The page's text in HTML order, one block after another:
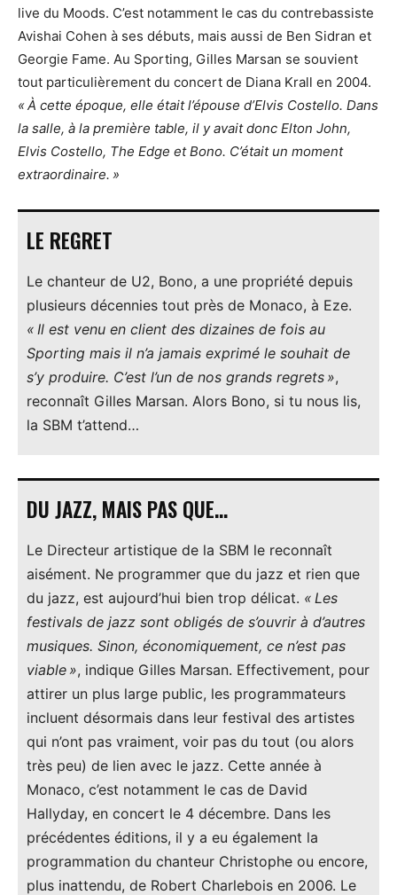
live du Moods. C’est notamment le cas du contrebassiste
Avishai Cohen à ses débuts, mais aussi de Ben Sidran et
Georgie Fame. Au Sporting, Gilles Marsan se souvient
tout particulièrement du concert de Diana Krall en 2004.
« À cette époque, elle était l’épouse d’Elvis Costello. Dans
la salle, à la première table, il y avait donc Elton John,
Elvis Costello, The Edge et Bono. C’était un moment
extraordinaire. »
LE REGRET
Le chanteur de U2, Bono, a une propriété depuis
plusieurs décennies tout près de Monaco, à Eze.
« Il est venu en client des dizaines de fois au
Sporting mais il n’a jamais exprimé le souhait de
s’y produire. C’est l’un de nos grands regrets »,
reconnaît Gilles Marsan. Alors Bono, si tu nous lis,
la SBM t’attend…
DU JAZZ, MAIS PAS QUE…
Le Directeur artistique de la SBM le reconnaît
aisément. Ne programmer que du jazz et rien que
du jazz, est aujourd’hui bien trop délicat. « Les
festivals de jazz sont obligés de s’ouvrir à d’autres
musiques. Sinon, économiquement, ce n’est pas
viable », indique Gilles Marsan. Effectivement, pour
attirer un plus large public, les programmateurs
incluent désormais dans leur festival des artistes
qui n’ont pas vraiment, voir pas du tout (ou alors
très peu) de lien avec le jazz. Cette année à
Monaco, c’est notamment le cas de David
Hallyday, en concert le 4 décembre. Dans les
précédentes éditions, il y a eu également la
programmation du chanteur Christophe ou encore,
plus inattendu, de Robert Charlebois en 2006. Le